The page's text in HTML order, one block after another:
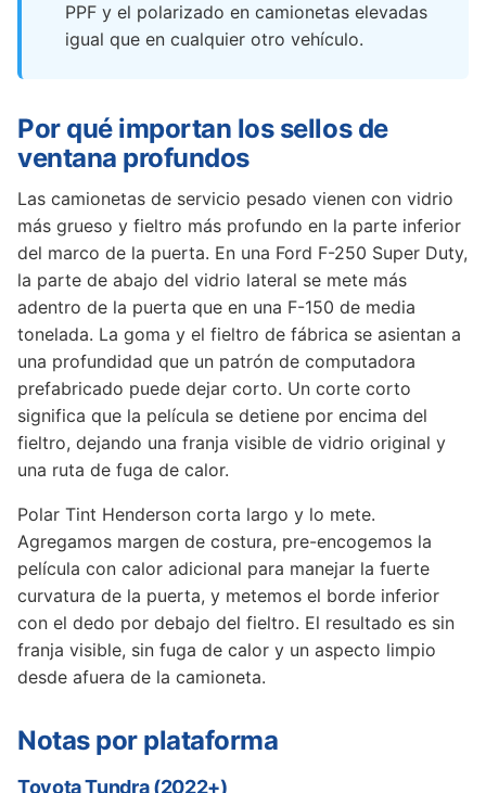
PPF y el polarizado en camionetas elevadas
igual que en cualquier otro vehículo.
Por qué importan los sellos de
ventana profundos
Las camionetas de servicio pesado vienen con vidrio
más grueso y fieltro más profundo en la parte inferior
del marco de la puerta. En una Ford F-250 Super Duty,
la parte de abajo del vidrio lateral se mete más
adentro de la puerta que en una F-150 de media
tonelada. La goma y el fieltro de fábrica se asientan a
una profundidad que un patrón de computadora
prefabricado puede dejar corto. Un corte corto
significa que la película se detiene por encima del
fieltro, dejando una franja visible de vidrio original y
una ruta de fuga de calor.
Polar Tint Henderson corta largo y lo mete.
Agregamos margen de costura, pre-encogemos la
película con calor adicional para manejar la fuerte
curvatura de la puerta, y metemos el borde inferior
con el dedo por debajo del fieltro. El resultado es sin
franja visible, sin fuga de calor y un aspecto limpio
desde afuera de la camioneta.
Notas por plataforma
Toyota Tundra (2022+)